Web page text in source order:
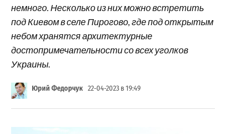
немного. Несколько из них можно встретить
под Киевом в селе Пирогово, где под открытым
небом хранятся архитектурные
достопримечательности со всех уголков
Украины.
Юрий Федорчук 22-04-2023 в 19:49